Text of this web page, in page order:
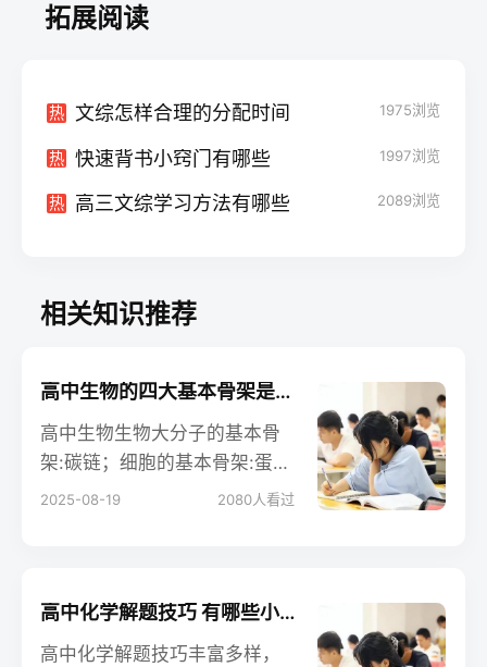
拓展阅读
热 文综怎样合理的分配时间 1975浏览
热 快速背书小窍门有哪些 1997浏览
热 高三文综学习方法有哪些 2089浏览
相关知识推荐
高中生物的四大基本骨架是什么 相关知识整理
高中生物生物大分子的基本骨
架:碳链；细胞的基本骨架:蛋白
纤维；生物膜的基本骨架:磷脂
架。以下是小编整理的内容，
大家可以参考。
2025-08-19 2080人看过
高中化学解题技巧 有哪些小窍门
高中化学解题技巧丰富多样，